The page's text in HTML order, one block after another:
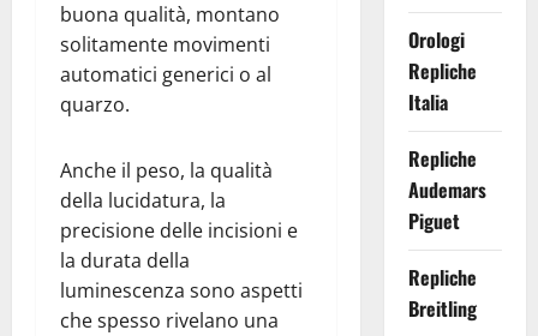
buona qualità, montano
solitamente movimenti
automatici generici o al
quarzo.
Anche il peso, la qualità
della lucidatura, la
precisione delle incisioni e
la durata della
luminescenza sono aspetti
che spesso rivelano una
Orologi
Repliche
Italia
Repliche
Audemars
Piguet
Repliche
Breitling